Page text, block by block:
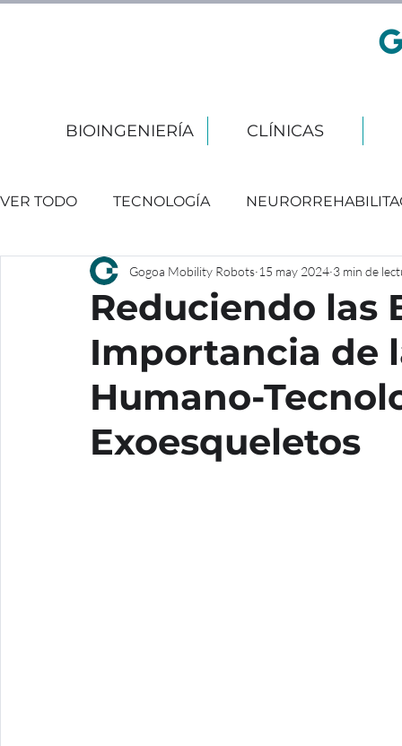
BIOINGENIERÍA CLÍNICAS
VER TODO TECNOLOGÍA
EVENTOS
Reduciendo las
Importancia de
Humano-
Exoesqueletos
Gogoa Mobility Robots 15 may 2024 3 min de